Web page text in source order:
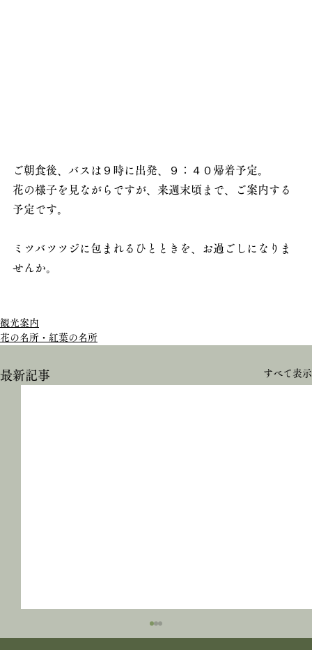
ご朝食後、バスは９時に出発、９：４０帰着予定。
花の様子を見ながらですが、来週末頃まで、ご案内する
予定です。
ミツバツツジに包まれるひとときを、お過ごしになりま
せんか。
観光案内
花の名所・紅葉の名所
最新記事 すべて表示